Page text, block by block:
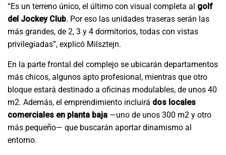
“Es un terreno único, el último con visual completa al golf
del Jockey Club. Por eso las unidades traseras serán las
más grandes, de 2, 3 y 4 dormitorios, todas con vistas
privilegiadas”, explicó Milsztejn.
En la parte frontal del complejo se ubicarán departamentos
más chicos, algunos apto profesional, mientras que otro
bloque estará destinado a oficinas modulables, de unos 40
m2. Además, el emprendimiento incluirá dos locales
comerciales en planta baja —uno de unos 300 m2 y otro
más pequeño— que buscarán aportar dinamismo al
entorno.